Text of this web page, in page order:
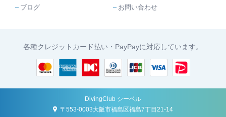
ブログ お問い合わせ
各種クレジットカード払い・PayPayに対応しています。
DivingClub シーベル
〒553-0003大阪市福島区福島7丁目21-14